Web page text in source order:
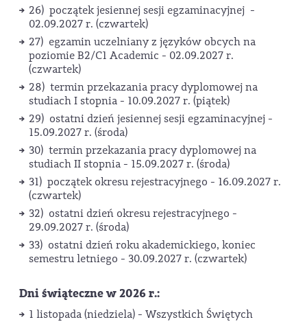
26) początek jesiennej sesji egzaminacyjnej -
02.09.2027 r. (czwartek)
27) egzamin uczelniany z języków obcych na
poziomie B2/C1 Academic - 02.09.2027 r.
(czwartek)
28) termin przekazania pracy dyplomowej na
studiach I stopnia - 10.09.2027 r. (piątek)
29) ostatni dzień jesiennej sesji egzaminacyjnej -
15.09.2027 r. (środa)
30) termin przekazania pracy dyplomowej na
studiach II stopnia - 15.09.2027 r. (środa)
31) początek okresu rejestracyjnego - 16.09.2027 r.
(czwartek)
32) ostatni dzień okresu rejestracyjnego -
29.09.2027 r. (środa)
33) ostatni dzień roku akademickiego, koniec
semestru letniego - 30.09.2027 r. (czwartek)
Dni świąteczne w 2026 r.:
1 listopada (niedziela) - Wszystkich Świętych